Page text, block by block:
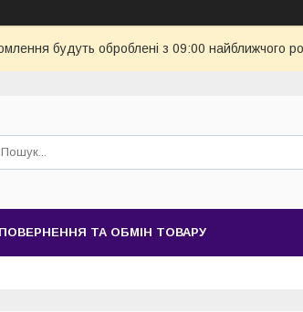
будуть оброблені з 09:00 найближчого
ПОВЕРНЕННЯ ТА ОБМІН ТОВАРУ